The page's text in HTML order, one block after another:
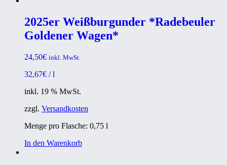
2025er Weißburgunder *Radebeuler
Goldener Wagen*
24,50€ inkl. MwSt.
32,67€ /l
inkl. 19 % MwSt.
zzgl. Versandkosten
Menge pro Flasche: 0,75 l
In den Warenkorb